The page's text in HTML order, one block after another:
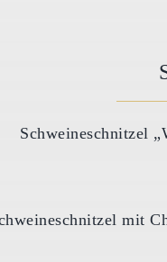
Schweineschnitzel
mit